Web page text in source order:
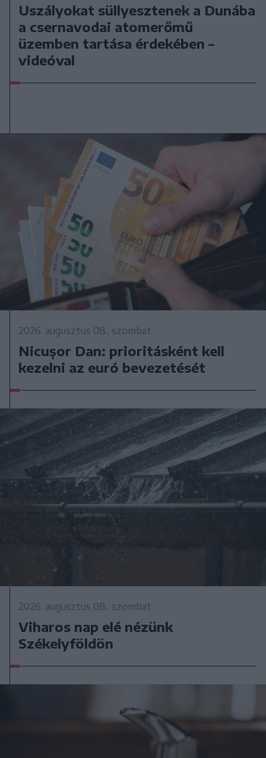
Uszályokat süllyesztenek a Dunába
a csernavodai atomerőmű
üzemben tartása érdekében –
videóval
2026. augusztus 08., szombat
Nicușor Dan: prioritásként kell
kezelni az euró bevezetését
2026. augusztus 08., szombat
Viharos nap elé nézünk
Székelyföldön